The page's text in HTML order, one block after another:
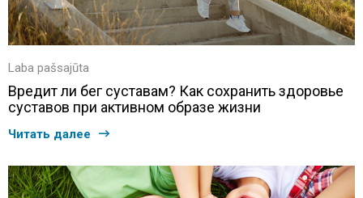
Laba pašsajūta
Вредит ли бег суставам? Как сохранить здоровье
суставов при активном образе жизни
Читать далее